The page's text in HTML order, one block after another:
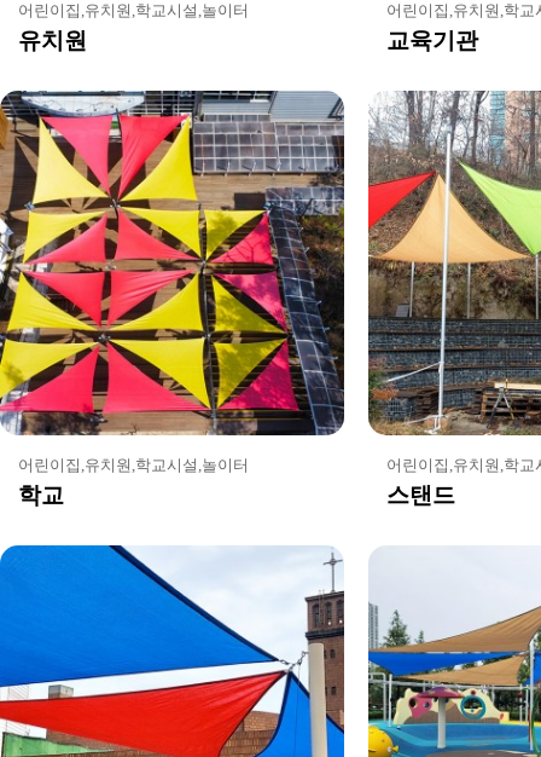
어린이집,유치원,학교시설,놀이터
유치원
어린이집,유치원,학교
교육기관
어린이집,유치원,학교시설,놀이터
학교
어린이집,유치원,학교
스탠드